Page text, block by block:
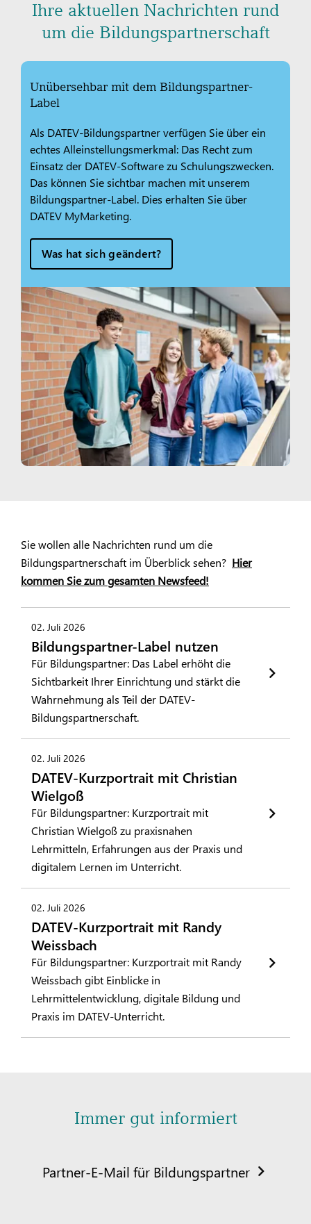
Ihre aktuellen Nachrichten rund
um die Bildungspartnerschaft
Unübersehbar mit dem Bildungspartner-
Label
Als DATEV-Bildungspartner verfügen Sie über ein
echtes Alleinstellungsmerkmal: Das Recht zum
Einsatz der DATEV-Software zu Schulungszwecken.
Das können Sie sichtbar machen mit unserem
Bildungspartner-Label. Dies erhalten Sie über
DATEV MyMarketing.
Was hat sich geändert?
Sie wollen alle Nachrichten rund um die
Bildungspartnerschaft im Überblick sehen? Hier
kommen Sie zum gesamten Newsfeed!
02. Juli 2026
Bildungspartner-Label nutzen
Für Bildungspartner: Das Label erhöht die
Sichtbarkeit Ihrer Einrichtung und stärkt die
Wahrnehmung als Teil der DATEV-
Bildungspartnerschaft.
02. Juli 2026
DATEV-Kurzportrait mit Christian
Wielgoß
Für Bildungspartner: Kurzportrait mit
Christian Wielgoß zu praxisnahen
Lehrmitteln, Erfahrungen aus der Praxis und
digitalem Lernen im Unterricht.
02. Juli 2026
DATEV-Kurzportrait mit Randy
Weissbach
Für Bildungspartner: Kurzportrait mit Randy
Weissbach gibt Einblicke in
Lehrmittelentwicklung, digitale Bildung und
Praxis im DATEV-Unterricht.
Immer gut informiert
Partner-E-Mail für Bildungspartner